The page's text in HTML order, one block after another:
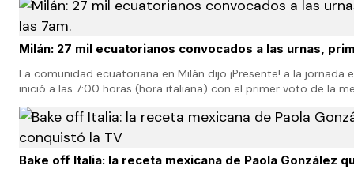
Milán: 27 mil ecuatorianos convocados a las urnas,
La comunidad ecuatoriana en Milán dijo ¡Presente! a la jornada
inició a las 7:00 horas (hora italiana) con el primer voto de la
sumará a la decisión de los 27…
Bake off Italia: la receta mexicana de Paola González